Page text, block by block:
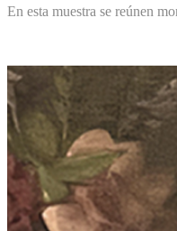
En esta muestra se reúnen